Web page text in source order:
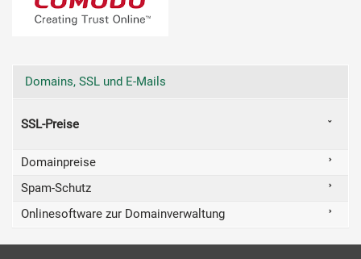
Domains, SSL und E-Mails
SSL-Preise
Domainpreise
Spam-Schutz
Onlinesoftware zur Domainverwaltung